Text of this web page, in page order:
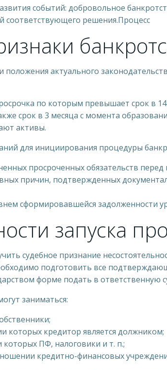
событий: добровольное
соответствующего решения.Процесс
актуального
по которым превышает срок в
срок в 3 месяца с момента
активы.
для инициирования процедуры
просроченных обязательств
причин, подтвержденных
сформировавшейся задолженности
запуска
судебное признание
подготовить все
форме подать в ответственную
заниматься:
которых кредитор является должником;
которых ПФ, налоговики и т. п.;
кредитно-финансовых